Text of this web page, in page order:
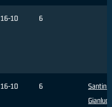
16-10 6
16-10 6
Santini
Gianluca